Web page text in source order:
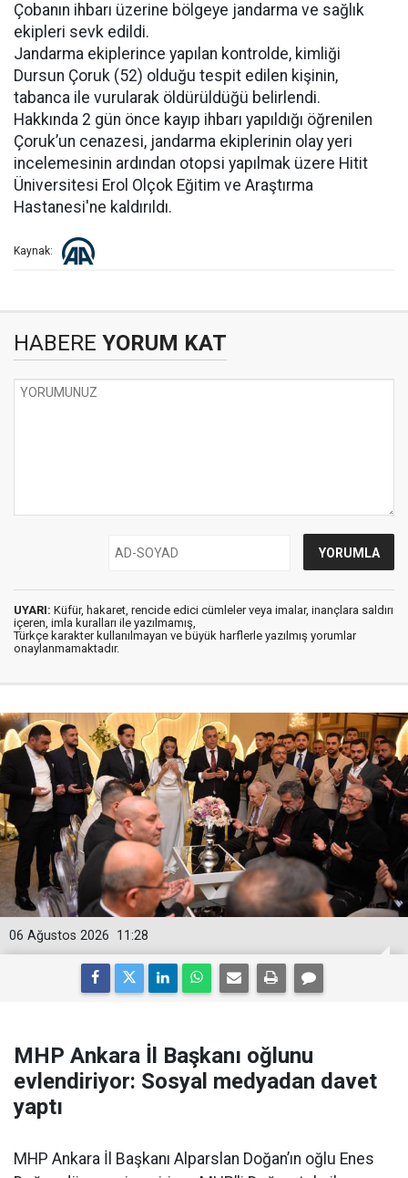
Çobanın ihbarı üzerine bölgeye jandarma ve sağlık
ekipleri sevk edildi.
Jandarma ekiplerince yapılan kontrolde, kimliği
Dursun Çoruk (52) olduğu tespit edilen kişinin,
tabanca ile vurularak öldürüldüğü belirlendi.
Hakkında 2 gün önce kayıp ihbarı yapıldığı öğrenilen
Çoruk’un cenazesi, jandarma ekiplerinin olay yeri
incelemesinin ardından otopsi yapılmak üzere Hitit
Üniversitesi Erol Olçok Eğitim ve Araştırma
Hastanesi'ne kaldırıldı.
Kaynak:
HABERE YORUM KAT
UYARI: Küfür, hakaret, rencide edici cümleler veya imalar, inançlara saldırı
içeren, imla kuralları ile yazılmamış,
Türkçe karakter kullanılmayan ve büyük harflerle yazılmış yorumlar
onaylanmamaktadır.
11:28
06 Ağustos 2026
MHP Ankara İl Başkanı oğlunu
evlendiriyor: Sosyal medyadan davet
yaptı
MHP Ankara İl Başkanı Alparslan Doğan’ın oğlu Enes